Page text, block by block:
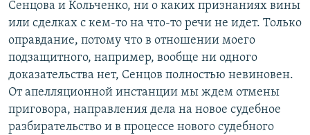
Сенцова и Кольченко, ни о каких признаниях вины
или сделках с кем-то на что-то речи не идет. Только
оправдание, потому что в отношении моего
подзащитного, например, вообще ни одного
доказательства нет, Сенцов полностью невиновен.
От апелляционной инстанции мы ждем отмены
приговора, направления дела на новое судебное
разбирательство и в процессе нового судебного